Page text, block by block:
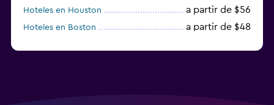
Hoteles en Houston a partir de $56
Hoteles en Boston a partir de $48